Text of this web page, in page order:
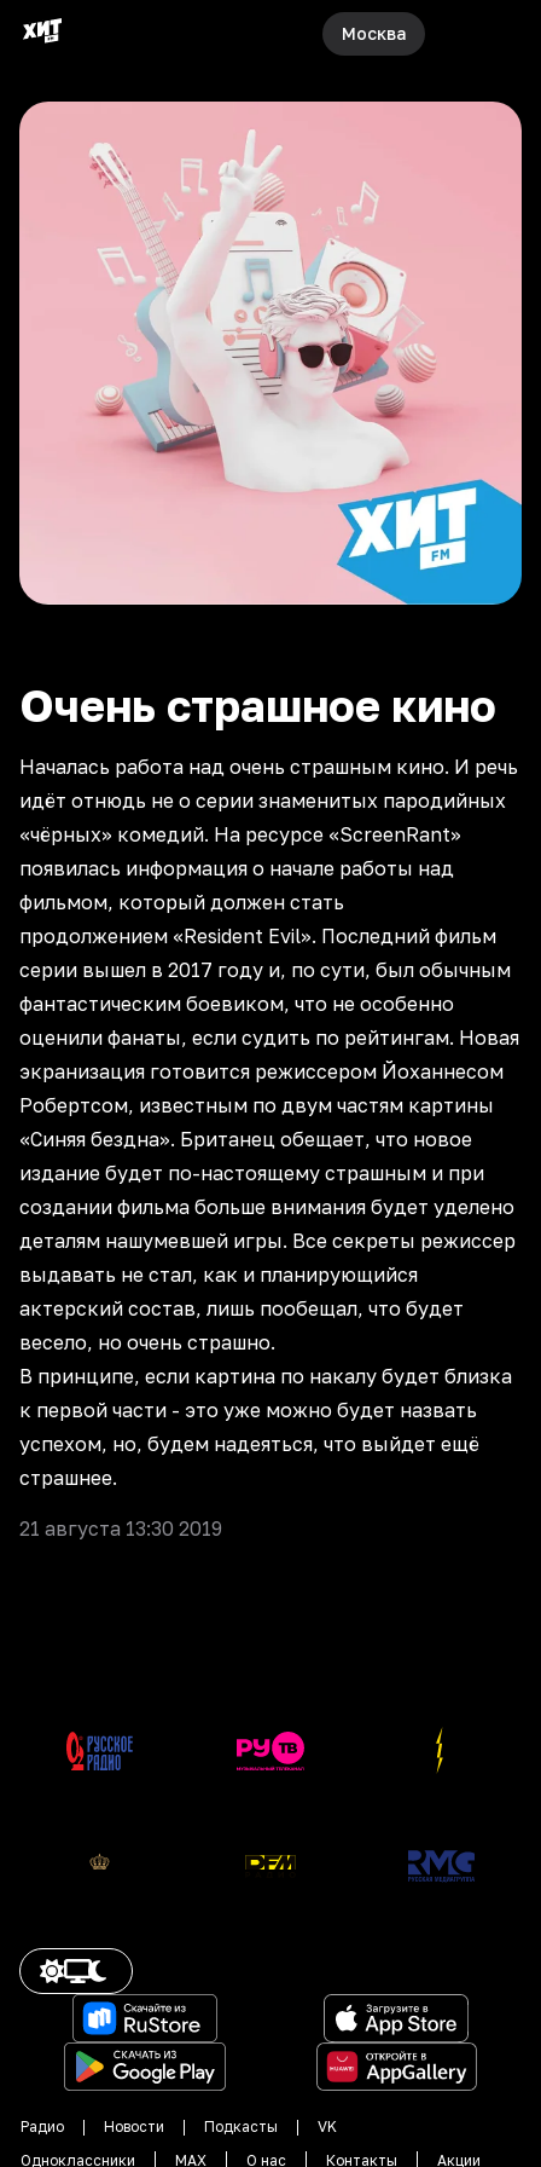
Москва
Очень страшное кино
Началась работа над очень страшным кино. И речь
идёт отнюдь не о серии знаменитых пародийных
«чёрных» комедий. На ресурсе «ScreenRant»
появилась информация о начале работы над
фильмом, который должен стать
продолжением «Resident Evil». Последний фильм
серии вышел в 2017 году и, по сути, был обычным
фантастическим боевиком, что не особенно
оценили фанаты, если судить по рейтингам. Новая
экранизация готовится режиссером Йоханнесом
Робертсом, известным по двум частям картины
«Синяя бездна». Британец обещает, что новое
издание будет по-настоящему страшным и при
создании фильма больше внимания будет уделено
деталям нашумевшей игры. Все секреты режиссер
выдавать не стал, как и планирующийся
актерский состав, лишь пообещал, что будет
весело, но очень страшно.
В принципе, если картина по накалу будет близка
к первой части - это уже можно будет назвать
успехом, но, будем надеяться, что выйдет ещё
страшнее.
21 августа 13:30 2019
Радио Новости Подкасты
VK
Одноклассники
MAX О нас Контакты Акции